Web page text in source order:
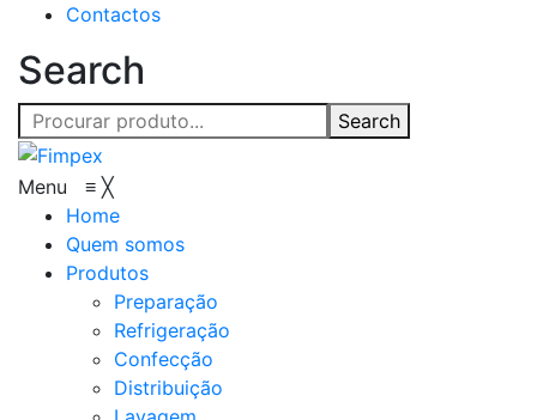
Contactos
Search
Search
Menu ≡ ╳
Home
Quem somos
Produtos
Preparação
Refrigeração
Confecção
Distribuição